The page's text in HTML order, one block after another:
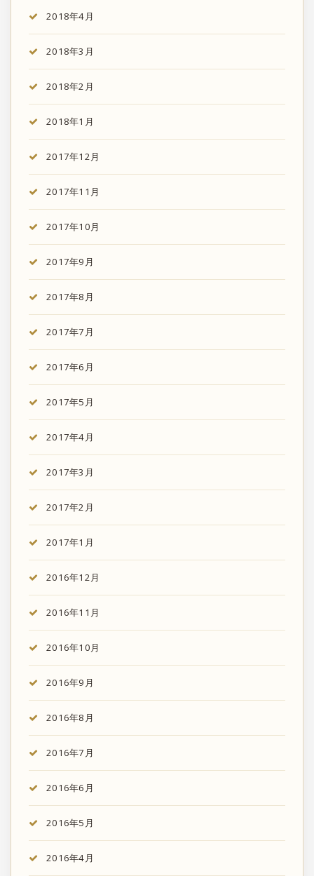
2018年4月
2018年3月
2018年2月
2018年1月
2017年12月
2017年11月
2017年10月
2017年9月
2017年8月
2017年7月
2017年6月
2017年5月
2017年4月
2017年3月
2017年2月
2017年1月
2016年12月
2016年11月
2016年10月
2016年9月
2016年8月
2016年7月
2016年6月
2016年5月
2016年4月